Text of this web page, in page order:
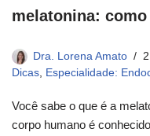
melatonina:
Dra. Lorena Amato
Dicas, Especialidade:
Você sabe o que é a
corpo humano é